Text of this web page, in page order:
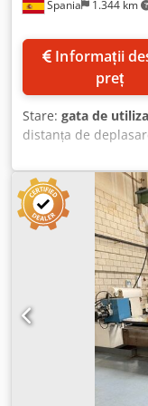
Spania 1.344 km
preț
Stare: gata de
distanța de
principal (max.):
greutatea uneltei:
principal:
22.000 W,
scule:
, numărul
frezat cu portal și 3
2215AD, a fost
impresionantă de
780 mm pe axa Z.
lucru robust, cu
capacitate maximă
6.000 kg. Dacă
frezare de înaltă
modelul